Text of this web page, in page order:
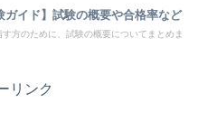
ガイド】試験の概要や合格率など
方のために、試験の概要についてまとめま
リンク